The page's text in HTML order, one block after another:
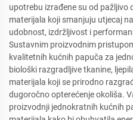
upotrebu izrađene su od pažljivo
materijala koji smanjuju utjecaj
udobnost, izdržljivost i
Sustavnim proizvodnim
kvalitetnih kućnih papuča za
biološki razgradljive tkanine,
materijala koji se prirodno
dugoročno opterećenje okoliša.
proizvodnji jednokratnih kućnih